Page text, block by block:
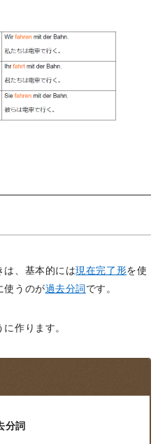
は、基本的には現在完了形を使
使うのが過去分詞です。
作ります。
分詞